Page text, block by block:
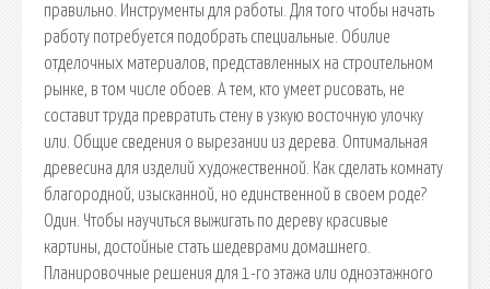
правильно. Инструменты для работы. Для того чтобы начать
работу потребуется подобрать специальные. Обилие
отделочных материалов, представленных на строительном
рынке, в том числе обоев. А тем, кто умеет рисовать, не
составит труда превратить стену в узкую восточную улочку
или. Общие сведения о вырезании из дерева. Оптимальная
древесина для изделий художественной. Как сделать комнату
благородной, изысканной, но единственной в своем роде?
Один. Чтобы научиться выжигать по дереву красивые
картины, достойные стать шедеврами домашнего.
Планировочные решения для 1-го этажа или одноэтажного